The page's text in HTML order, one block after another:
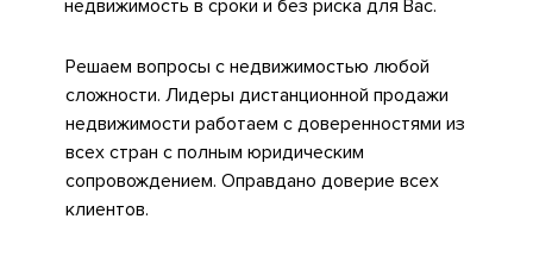
недвижимость в сроки и без риска для Вас.
Решаем вопросы с недвижимостью любой
сложности. Лидеры дистанционной продажи
недвижимости работаем с доверенностями из
всех стран с полным юридическим
сопровождением. Оправдано доверие всех
клиентов.